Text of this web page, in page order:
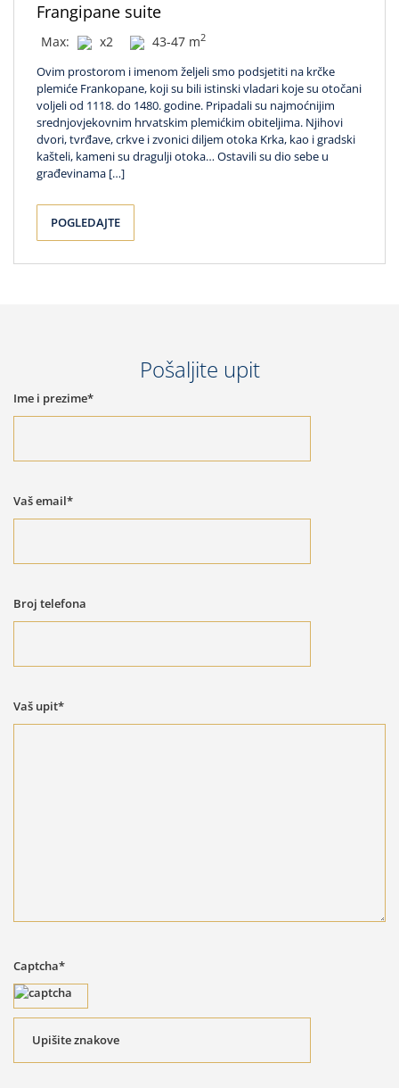
Frangipane suite
Max: x2 43-47 m2
Ovim prostorom i imenom željeli smo podsjetiti na krčke
plemiće Frankopane, koji su bili istinski vladari koje su otočani
voljeli od 1118. do 1480. godine. Pripadali su najmoćnijim
srednjovjekovnim hrvatskim plemićkim obiteljima. Njihovi
dvori, tvrđave, crkve i zvonici diljem otoka Krka, kao i gradski
kašteli, kameni su dragulji otoka… Ostavili su dio sebe u
građevinama […]
POGLEDAJTE
Pošaljite upit
Ime i prezime*
Vaš email*
Broj telefona
Vaš upit*
Captcha*